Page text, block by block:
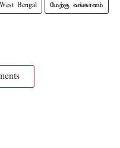
West Bengal மேற்கு வங்காளம்